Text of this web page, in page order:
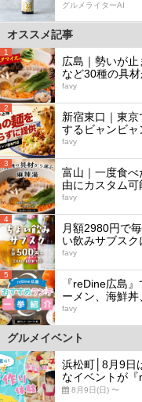
グルメライターAI
オススメ記事
1
広島｜勢いが
など30種の具材
favy
2
新宿東口｜東
するビャンビャ
favy
3
富山｜一度食
由にカスタム可
favy
4
月額2980円で
い飲みサブスク
favy
5
『reDine広島
ーメン、海鮮丼
favy
グルメイベント
浜松町│8月9日
なイベントが
8月9日(日) 〜